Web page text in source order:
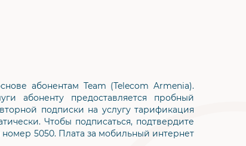
абонентам Team (Telecom Armenia).
абоненту предоставляется пробный
подписки на услугу тарификация
Чтобы подписаться, подтвердите
номер 5050. Плата за мобильный интернет